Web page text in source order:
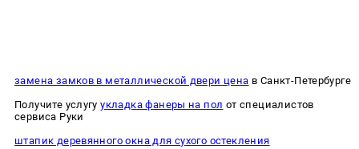
замена замков в металлической двери цена в Санкт-Петербурге
Получите услугуукладка фанеры на пол от специалистов
сервиса Руки
штапик деревянного окна для сухого остекления